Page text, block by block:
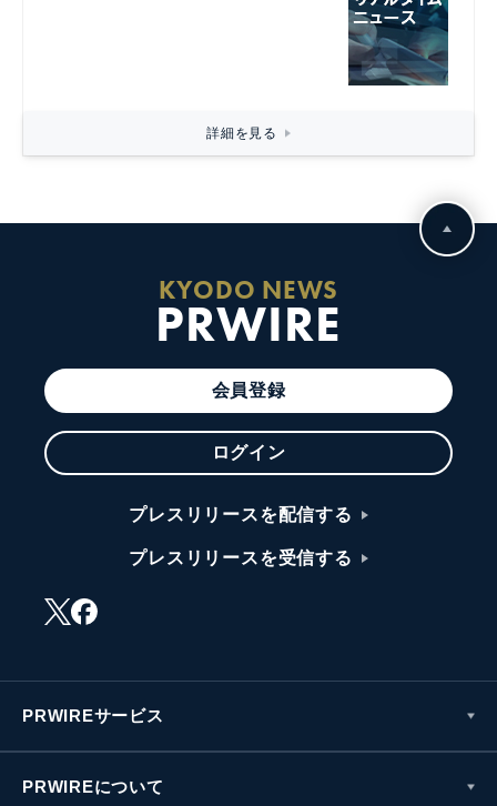
詳細を見る
KYODO NEWS
PRWIRE
会員登録
ログイン
プレスリリースを配信する
プレスリリースを受信する
PRWIREサービス
PRWIREについて